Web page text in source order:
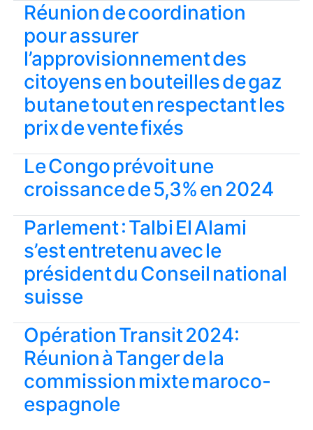
Réunion de coordination
pour assurer
l’approvisionnement des
citoyens en bouteilles de gaz
butane tout en respectant les
prix de vente fixés
Le Congo prévoit une
croissance de 5,3% en 2024
Parlement : Talbi El Alami
s’est entretenu avec le
président du Conseil national
suisse
Opération Transit 2024:
Réunion à Tanger de la
commission mixte maroco-
espagnole